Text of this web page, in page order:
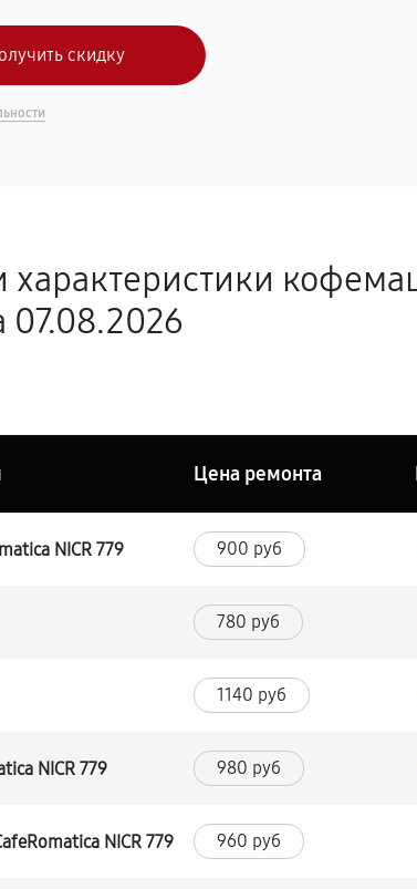
характеристики
07.08.2026
Цена ремонта
NICR 779 900 руб
780 руб
1140 руб
NICR 779 980 руб
NICR 779 960 руб